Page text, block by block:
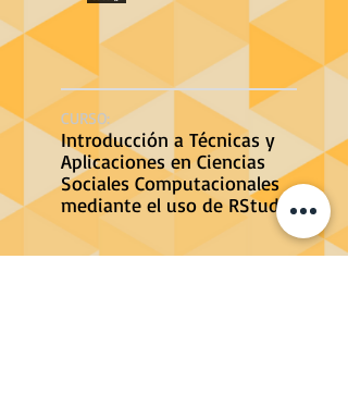
CURSO:
Introducción a Técnicas y
Aplicaciones en Ciencias
Sociales Computacionales
mediante el uso de RStudio